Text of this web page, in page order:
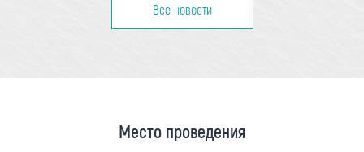
Все новости
Место проведения